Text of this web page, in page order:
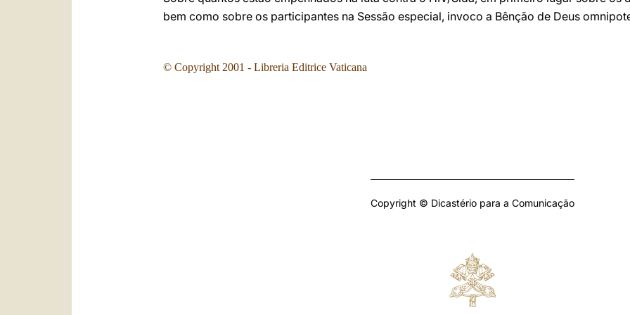
bem como sobre os participantes na Sessão especial, invoco a Bênção de Deus
© Copyright 2001 - Libreria Editrice Vaticana
Copyright © Dicastério para a Comunicação